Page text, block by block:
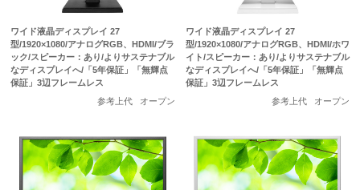
ワイド液晶ディスプレイ 27
型/1920×1080/アナログRGB、HDMI/ブラ
ック/スピーカー：あり/よりサステナブル
なディスプレイへ/「5年保証」「無輝点
保証」3辺フレームレス
参考上代
オープン
ワイド液晶ディスプレイ 27
型/1920×1080/アナログRGB、HDMI/ホワ
イト/スピーカー：あり/よりサステナブル
なディスプレイへ/「5年保証」「無輝点
保証」3辺フレームレス
参考上代
オープン